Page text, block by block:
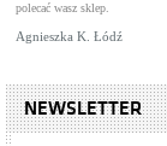
polecać wasz sklep.
Agnieszka K. Łódź
NEWSLETTER